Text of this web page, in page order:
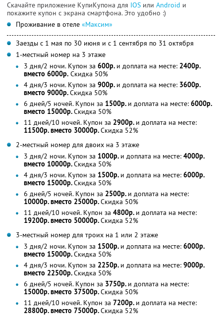
Скачайте приложение КупиКупона для IOS или Android и
покажите купон с экрана смартфона. Это удобно :)
Проживание в отеле «Максим»
Заезды с 1 мая по 30 июня и с 1 сентября по 31 октября
1-местный номер на 3 этаже
3 дня/2 ночи. Купон за 600р. и доплата на месте: 2400р.
вместо 6000р. Скидка 50%
4 дня/3 ночи. Купон за 900р. и доплата на месте: 3600р.
вместо 9000р.Скидка 50%
6 дней/5 ночей. Купон за 1500р. и доплата на месте: 6000р.
вместо 15000р.Скидка 50%
11 дней/10 ночей. Купон за 2900р. и доплата на месте:
11500р. вместо 30000р.Скидка 52%
2-местный номер для двоих на 3 этаже
3 дня/2 ночи. Купон за 1000р. и доплата на месте: 4000р.
вместо 10000р.Скидка 50%
4 дня/3 ночи. Купон за 1500р. и доплата на месте: 6000р.
вместо 15000р.Скидка 50%
6 дней/5 ночей. Купон за 2500р. и доплата на месте:
10000р. вместо 25000р.Скидка 50%
11 дней/10 ночей. Купон за 4800р. и доплата на месте:
19200р. вместо 50000р.Скидка 52%
3-местный номер для троих на 1 или 2 этаже
3 дня/2 ночи. Купон за 1500р. и доплата на месте: 6000р.
вместо 15000р.Скидка 50%
4 дня/3 ночи. Купон за 2250р. и доплата на месте: 9000р.
вместо 22500р.Скидка 50%
6 дней/5 ночей. Купон за 3750р. и доплата на месте:
15000р. вместо 37500р.Скидка 50%
11 дней/10 ночей. Купон за 7200р. и доплата на месте:
28800р. вместо 75000р.Скидка 52%